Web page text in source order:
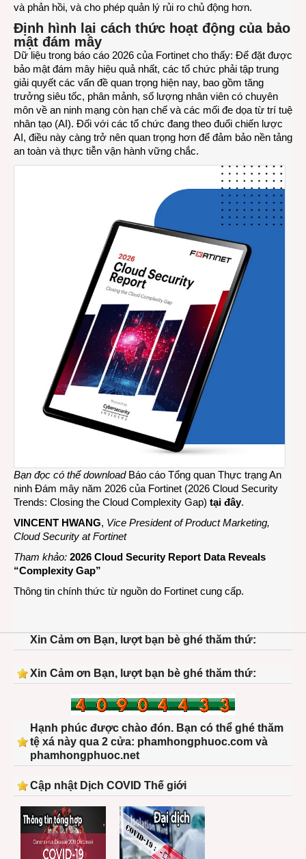
và phản hồi, và cho phép quản lý rủi ro chủ động hơn.
Định hình lại cách thức hoạt động của bảo
mật đám mây
Dữ liệu trong báo cáo 2026 của Fortinet cho thấy: Để đặt được
bảo mật đám mây hiệu quả nhất, các tổ chức phải tập trung
giải quyết các vấn đề quan trọng hiện nay, bao gồm tăng
trưởng siêu tốc, phân mảnh, số lượng nhân viên có chuyên
môn về an ninh mạng còn hạn chế và các mối đe dọa từ trí tuệ
nhân tạo (AI). Đối với các tổ chức đang theo đuổi chiến lược
AI, điều này càng trở nên quan trọng hơn để đảm bảo nền tảng
an toàn và thực tiễn vận hành vững chắc.
Bạn đọc có thể download Báo cáo Tổng quan Thực trạng An
ninh Đám mây năm 2026 của Fortinet (2026 Cloud Security
Trends: Closing the Cloud Complexity Gap) tại đây.
VINCENT HWANG, Vice President of Product Marketing,
Cloud Security at Fortinet
Tham khảo: 2026 Cloud Security Report Data Reveals
“Complexity Gap”
Thông tin chính thức từ nguồn do Fortinet cung cấp.
Xin Cảm ơn Bạn, lượt bạn bè ghé thăm thứ:
Xin Cảm ơn Bạn, lượt bạn bè ghé thăm thứ:
Hạnh phúc được chào đón. Bạn có thể ghé thăm
tệ xá này qua 2 cửa: phamhongphuoc.com và
phamhongphuoc.net
Cập nhật Dịch COVID Thế giới